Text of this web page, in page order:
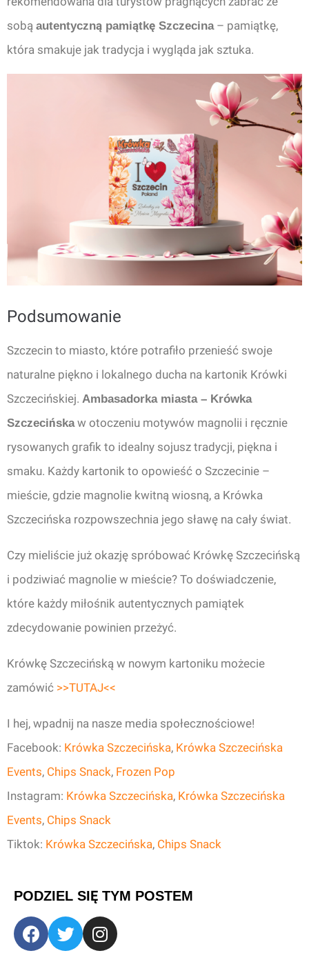
sobą autentyczną pamiątkę Szczecina– pamiątkę,
która smakuje jak tradycja i wygląda jak sztuka.
Podsumowanie
Szczecin to miasto, które potrafiło przenieść swoje
naturalne piękno i lokalnego ducha na kartonik Krówki
Szczecińskiej. Ambasadorka miasta – Krówka
Szczecińskaw otoczeniu motywów magnolii i ręcznie
rysowanych grafik to idealny sojusz tradycji, piękna i
smaku. Każdy kartonik to opowieść o Szczecinie –
mieście, gdzie magnolie kwitną wiosną, a Krówka
Szczecińska rozpowszechnia jego sławę na cały świat.
Czy mieliście już okazję spróbować Krówkę Szczecińską
i podziwiać magnolie w mieście? To doświadczenie,
które każdy miłośnik autentycznych pamiątek
zdecydowanie powinien przeżyć.
Krówkę Szczecińską w nowym kartoniku możecie
zamówić >>TUTAJ<<
I hej, wpadnij na nasze media społecznościowe!
Facebook: Krówka Szczecińska, Krówka Szczecińska
Events, Chips Snack, Frozen Pop
Instagram: Krówka Szczecińska, Krówka Szczecińska
Events, Chips Snack
Tiktok: Krówka Szczecińska, Chips Snack
PODZIEL SIĘ TYM POSTEM